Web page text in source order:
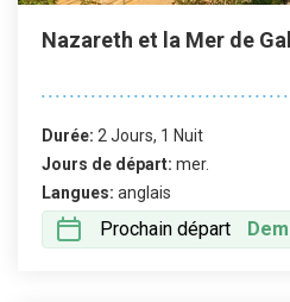
Nazareth et la Mer de
Durée: 2 Jours, 1 Nuit
Jours de départ: mer.
Langues: anglais
Prochain départ